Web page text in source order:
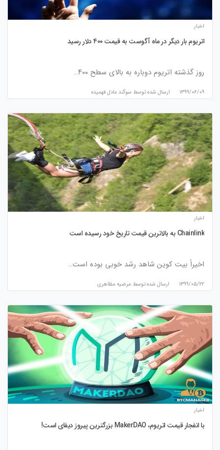
اخبار
اتریوم بار دیگر در ماه آگوست به قیمت ۴۰۰ دلار رسید
روز گذشته اتریوم دوباره به بالای سطح ۴۰۰…
۱۳۹۹/۰۶/۰۹ ارسال شده توسط سوگند عادل فهمیده
اخبار
Chainlink به بالاترین قیمت تاریخ خود رسیده است
اخیراً بیت کوین شاهد رشد خوبی بوده است…
۱۳۹۹/۰۵/۲۲ ارسال شده توسط مرضیه مظاهری
اخبار
با انفجار قیمت اتریوم، MakerDAO بزرگترین پیروز دیفای است!